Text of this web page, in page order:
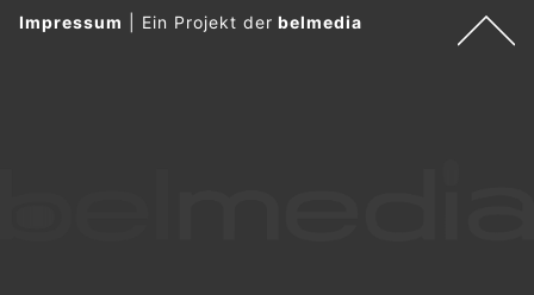
Impressum Ein Projekt derbelmedia